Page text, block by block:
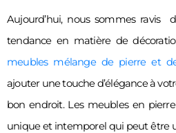
Aujourd’hui, nous sommes ravis
tendance en matière de
meubles mélange de pierre et
ajouter une touche d’élégance à
bon endroit. Les meubles en
unique et intemporel qui peut être